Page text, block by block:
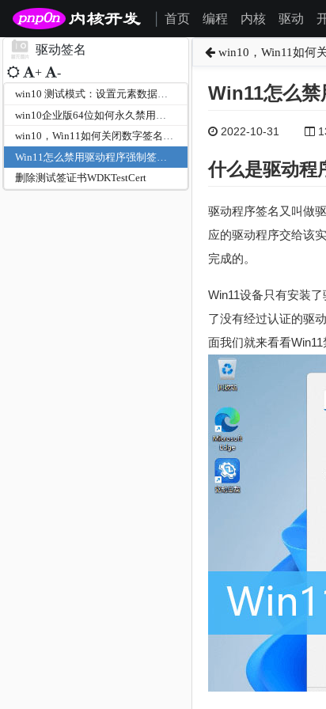
首页 编程 内核 驱动
驱动签名
+ -
win10 测试模式：设置元素数据时出错...无法修改或删除 的解决方法
win10，Win11如何关闭数字签名认证
删除测试签证书WDKTestCert
win10，Win11如何
Win11怎么
2022-10-31
什么是驱动程
驱动程序签名又叫做
应的驱动程序交给该
完成的。
Win11设备只有安装
了没有经过认证的驱
面我们就来看看Win11